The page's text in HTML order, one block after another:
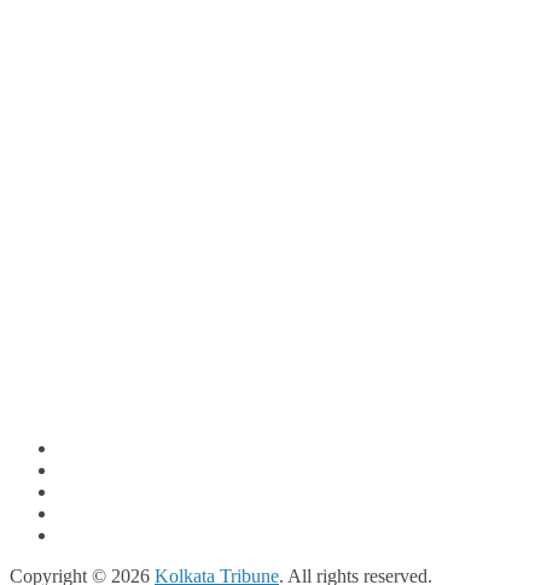
Copyright © 2026 Kolkata Tribune. All rights reserved.